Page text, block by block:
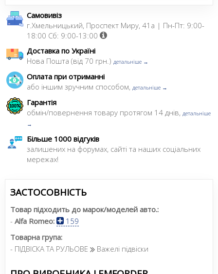
Самовивіз
г.Хмельницький, Проспект Миру, 41а | Пн-Пт: 9:00-
18:00 Сб: 9:00-13:00
Доставка по Україні
Нова Пошта (від 70 грн.) детальніше →
Оплата при отриманні
або іншим зручним способом, детальніше →
Гарантія
обмін/повернення товару протягом 14 днів, детальніше
→
Більше 1000 відгуків
залишених на форумах, сайті та наших соціальних
мережах!
ЗАСТОСОВНІСТЬ
Товар підходить до марок/моделей авто.:
- Alfa Romeo:
159
Товарна група:
- ПІДВІСКА ТА РУЛЬОВЕ
Важелі підвіски